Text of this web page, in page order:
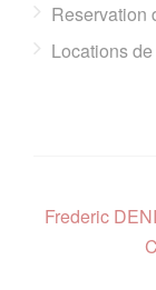
Reservation
Locations
Frederic